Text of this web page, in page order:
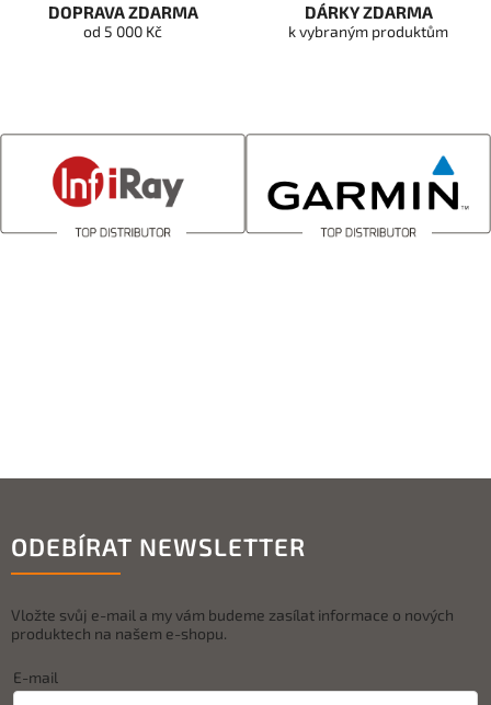
DOPRAVA ZDARMA
od 5 000 Kč
DÁRKY ZDARMA
k vybraným produktům
ODEBÍRAT NEWSLETTER
Vložte svůj e-mail a my vám budeme zasílat informace o nových
produktech na našem e-shopu.
E-mail